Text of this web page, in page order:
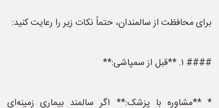
برای محافظت از سالمندان، حتماً نکات زیر را رعایت کنید:
#### ۱. **قبل از سمپاشی:**
* **مشاوره با پزشک:** اگر سالمند بیماری زمینه‌ای